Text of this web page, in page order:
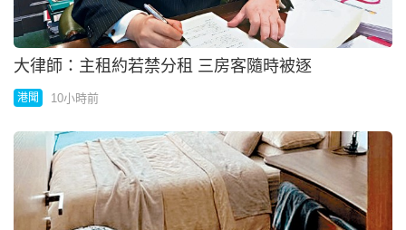
大律師：主租約若禁分租 三房客隨時被逐
港聞 10小時前